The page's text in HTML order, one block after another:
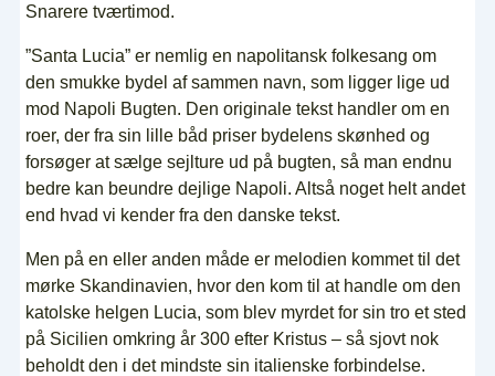
Snarere tværtimod.
”Santa Lucia” er nemlig en napolitansk folkesang om
den smukke bydel af sammen navn, som ligger lige ud
mod Napoli Bugten. Den originale tekst handler om en
roer, der fra sin lille båd priser bydelens skønhed og
forsøger at sælge sejlture ud på bugten, så man endnu
bedre kan beundre dejlige Napoli. Altså noget helt andet
end hvad vi kender fra den danske tekst.
Men på en eller anden måde er melodien kommet til det
mørke Skandinavien, hvor den kom til at handle om den
katolske helgen Lucia, som blev myrdet for sin tro et sted
på Sicilien omkring år 300 efter Kristus – så sjovt nok
beholdt den i det mindste sin italienske forbindelse.